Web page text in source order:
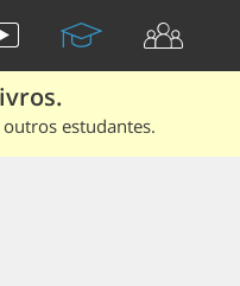
estudantes.